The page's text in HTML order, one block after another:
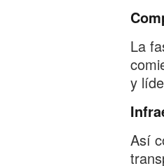
La
y
Así